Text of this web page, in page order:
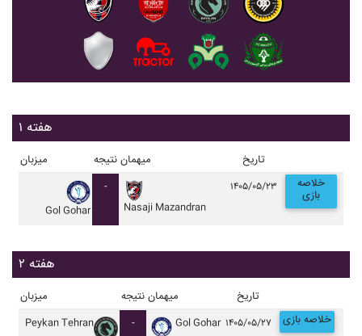
هفته ۱
میزبان نتیجه میهمان تاریخ
Gol Gohar
-
Nasaji Mazandran
۱۴۰۵/۰۵/۲۳ خلاصه
بازی
هفته ۲
میزبان نتیجه میهمان تاریخ
Peykan Tehran - Gol Gohar ۱۴۰۵/۰۵/۲۷ خلاصه بازی